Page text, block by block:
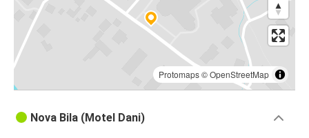
Protomaps©OpenStreetMap
Nova Bila (Motel Dani)